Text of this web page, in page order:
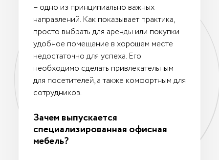
– одно из принципиально важных
направлений. Как показывает практика,
просто выбрать для аренды или покупки
удобное помещение в хорошем месте
недостаточно для успеха. Его
необходимо сделать привлекательным
для посетителей, а также комфортным для
сотрудников.
Зачем выпускается
специализированная офисная
мебель?